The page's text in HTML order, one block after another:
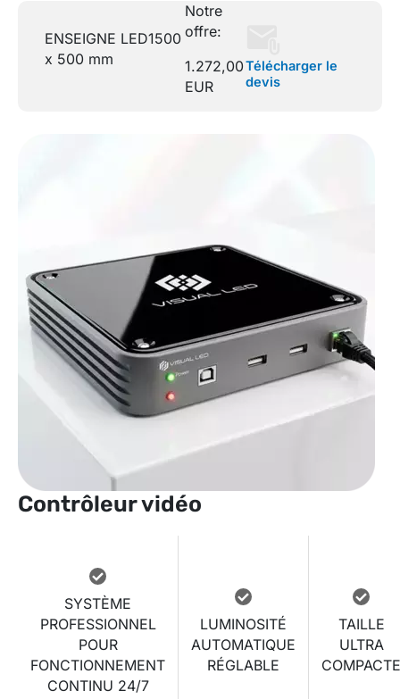
ENSEIGNE LED1500
x 500 mm
Notre
offre:
1.272,00
EUR
Télécharger le
devis
Contrôleur vidéo
SYSTÈME
PROFESSIONNEL
POUR
FONCTIONNEMENT
CONTINU 24/7
LUMINOSITÉ
AUTOMATIQUE
RÉGLABLE
TAILLE
ULTRA
COMPACTE